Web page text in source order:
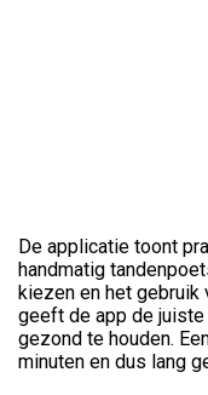
De applicatie toont
handmatig
kiezen en het gebruik
geeft de app de
gezond te houden.
minuten en dus lang